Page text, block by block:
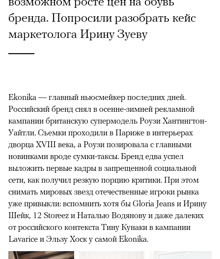
бренда. Попросили разобрать кейс
маркетолога Ирину Зуеву
Ekonika — главный ньюсмейкер последних дней.
Российский бренд снял в осенне-зимней рекламной
кампании британскую супермодель Роузи Хантингтон-
Уайтли. Cъемки проходили в Париже в интерьерах
дворца XVIII века, а Роузи позировала с главными
новинками вроде сумки-таксы. Бренд едва успел
выложить первые кадры в запрещенной социальной
сети, как получил резкую порцию критики. При этом
снимать мировых звезд отечественные игроки рынка
уже привыкли: вспомнить хотя бы Gloria Jeans и Ирину
Шейк, 12 Storeez и Наталью Водянову и даже далеких
от российского контекста Тину Кунаки в кампании
Lavarice и Эльзу Хоск у самой Ekonika.